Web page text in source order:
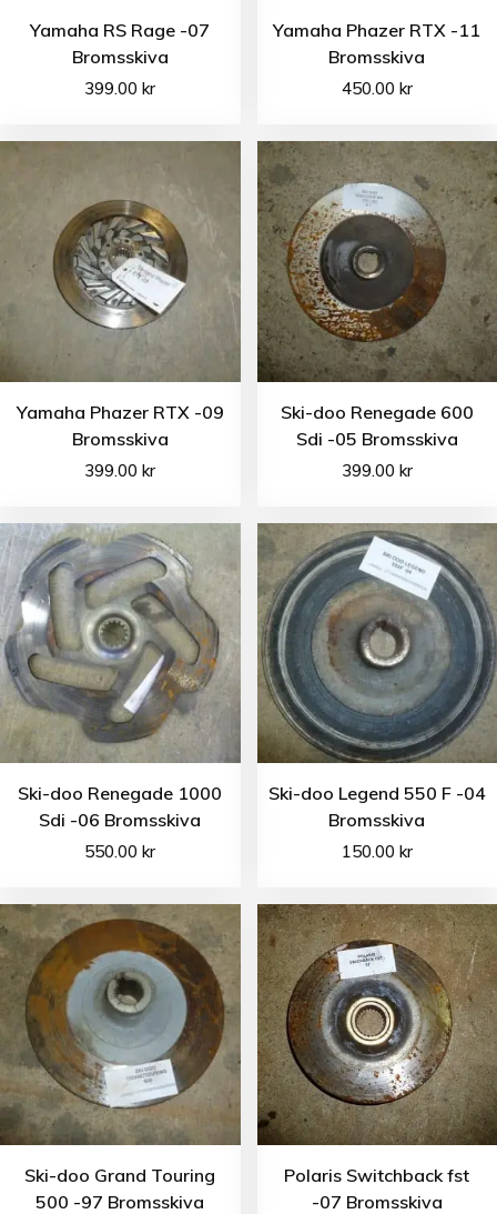
Yamaha RS Rage -07
Bromsskiva
399.00kr
Yamaha Phazer RTX -11
Bromsskiva
450.00 kr
Yamaha Phazer RTX -09
Bromsskiva
399.00kr
Ski-doo Renegade 600
Sdi -05 Bromsskiva
399.00 kr
Ski-doo Renegade 1000
Sdi -06 Bromsskiva
550.00kr
Ski-doo Legend 550 F -04
Bromsskiva
150.00 kr
Ski-doo Grand Touring
500 -97 Bromsskiva
Polaris Switchback fst
-07 Bromsskiva